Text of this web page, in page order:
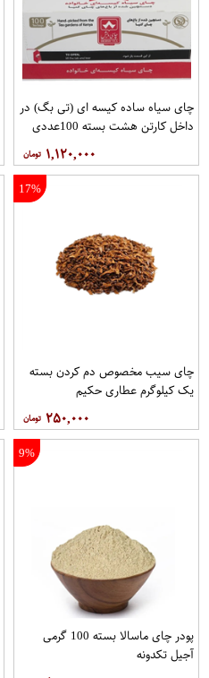
چای سیاه ساده کیسه ای (تی بگ) در
داخل کارتن هشت بسته 100عددی
۱,۱۲۰,۰۰۰
17%
چای سیب مخصوص دم کردن بسته
یک کیلوگرم عطاری حکیم
۲۵۰,۰۰۰
9%
پودر چای ماسالا بسته 100 گرمی
آجیل تکدونه